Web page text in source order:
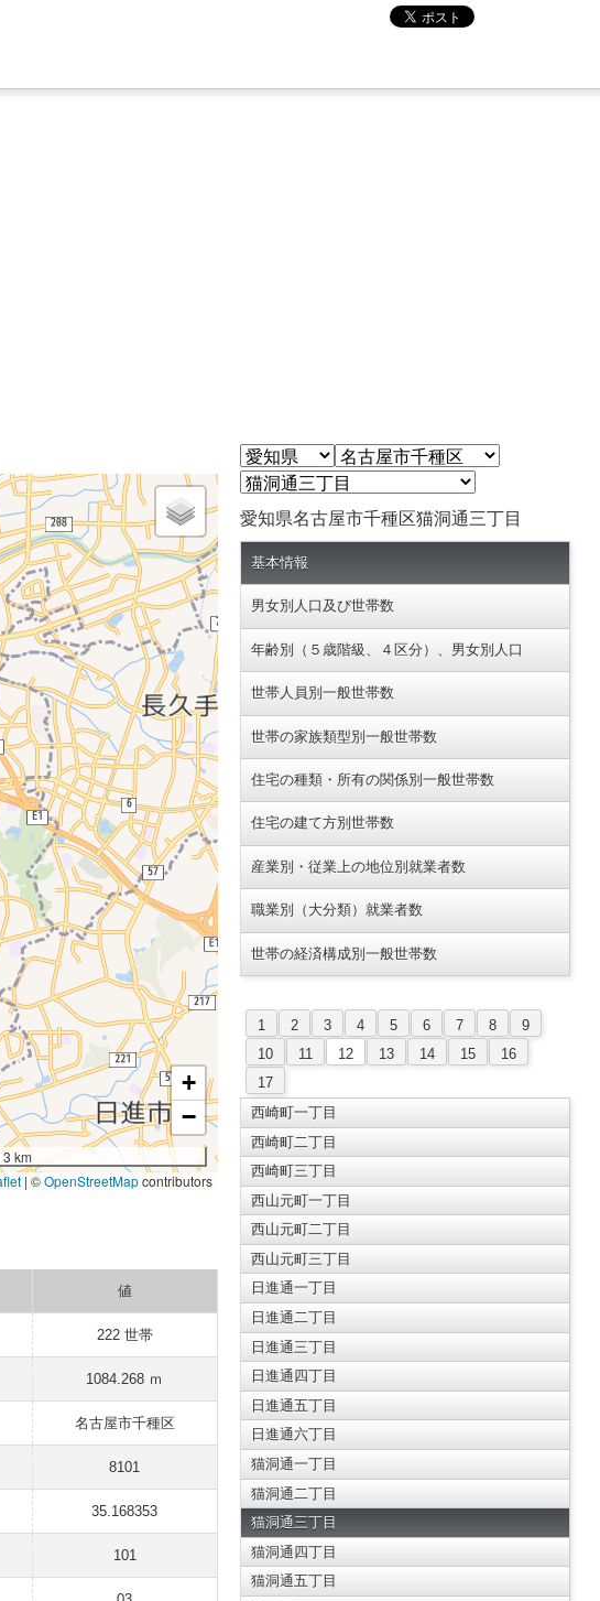
+
−
3 km
| ©OpenStreetMapcontributors
値
222 世帯
1084.268 ｍ
名古屋市千種区
8101
35.168353
101
愛知県名古屋市千種区猫洞通三丁目
基本情報
男女別人口及び世帯数
年齢別（５歳階級、４区分）、男女別人口
世帯人員別一般世帯数
世帯の家族類型別一般世帯数
住宅の種類・所有の関係別一般世帯数
住宅の建て方別世帯数
産業別・従業上の地位別就業者数
職業別（大分類）就業者数
世帯の経済構成別一般世帯数
1 2 3 4 5 6 7 8
9
10
11 12 13 14 15
16
17
西崎町一丁目
西崎町二丁目
西崎町三丁目
西山元町一丁目
西山元町二丁目
西山元町三丁目
日進通一丁目
日進通二丁目
日進通三丁目
日進通四丁目
日進通五丁目
日進通六丁目
猫洞通一丁目
猫洞通二丁目
猫洞通三丁目
猫洞通四丁目
猫洞通五丁目